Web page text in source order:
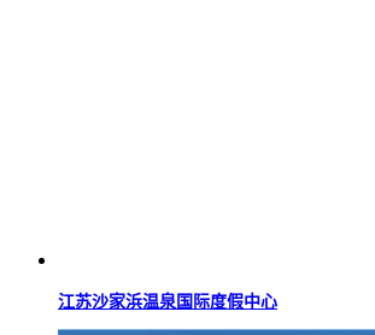
江苏沙家浜温泉国际度假中心